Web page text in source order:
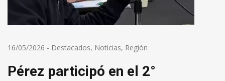
16/05/2026 - Destacados, Noticias, Región
Pérez participó en el 2°